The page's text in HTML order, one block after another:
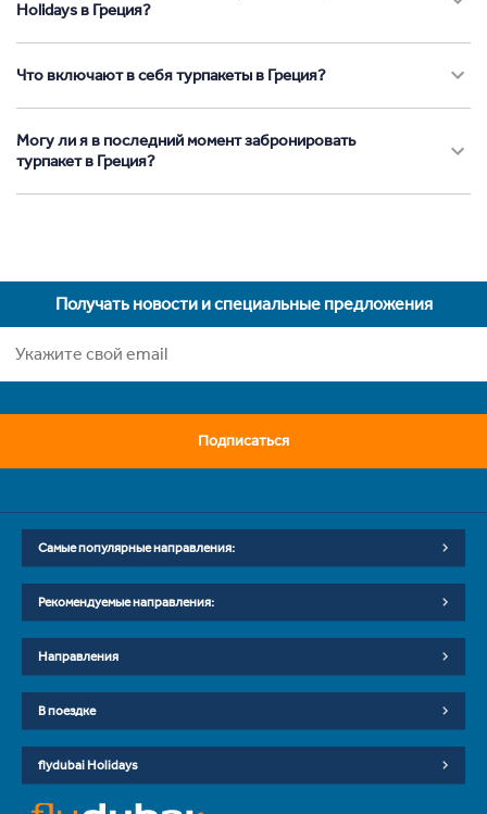
Holidays в Греция?
Что включают в себя турпакеты в Греция?
Могу ли я в последний момент забронировать
турпакет в Греция?
Получать новости и специальные предложения
Подписаться
Самые популярные направления:
Рекомендуемые направления:
Направления
В поездке
flydubai Holidays